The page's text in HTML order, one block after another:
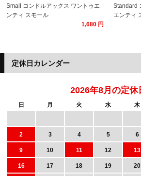
Small コンドルアックス ワントゥエ
ンティ スモール
1,680 円
Standard
エンティ
定休日カレンダー
2026年8月の定休
日 月 火 水 木
2
3 4 5 6
9
10 11 12 13
16
17 18 19 20